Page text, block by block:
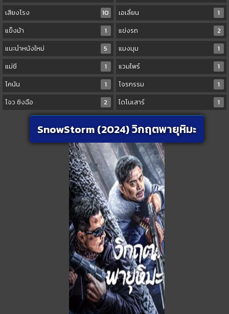
เสียงโรง
10 เอเลี่ยน
1
แข็งม้า
1 แข่งรถ
2
แนะนำหนังใหม่
5 แมงมุม
1
แม่ชี
1 แวมไพร์
1
โคนัน
1 โจรกรรม
1
โจว ซิงฉือ
2 ไดโนเสาร์ 1
SnowStorm (2024) วิกฤตพายุหิมะ